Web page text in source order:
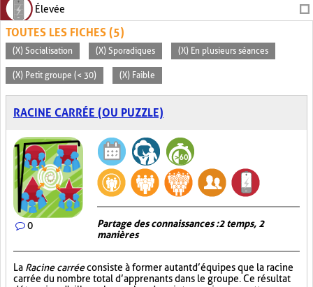
Élevée
TOUTES LES FICHES (5)
(X) Socialisation (X) Sporadiques (X) En plusieurs séances
(X) Petit groupe (< 30) (X) Faible
RACINE CARRÉE (OU PUZZLE)
0
Partage des connaissances : 2 temps, 2
manières
La Racine carréeconsiste à former autant d’équipes que la racine
carrée du nombre total d’apprenants dans le groupe. Ce résultat